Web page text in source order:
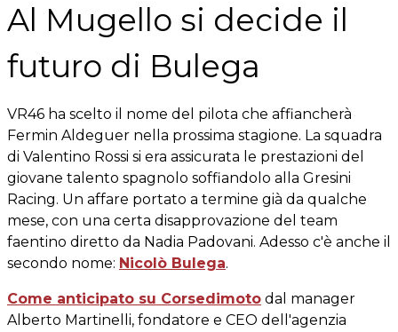
Al Mugello si decide il
futuro di Bulega
VR46 ha scelto il nome del pilota che affiancherà
Fermin Aldeguer nella prossima stagione. La squadra
di Valentino Rossi si era assicurata le prestazioni del
giovane talento spagnolo soffiandolo alla Gresini
Racing. Un affare portato a termine già da qualche
mese, con una certa disapprovazione del team
faentino diretto da Nadia Padovani. Adesso c'è anche il
secondo nome: Nicolò Bulega.
Come anticipato su Corsedimoto dal manager
Alberto Martinelli, fondatore e CEO dell'agenzia